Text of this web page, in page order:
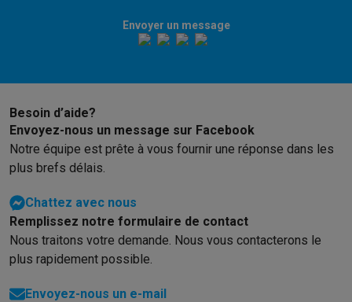
Envoyer un message
Besoin d’aide?
Envoyez-nous un message sur Facebook
Notre équipe est prête à vous fournir une réponse dans les
plus brefs délais.
Chattez avec nous
Remplissez notre formulaire de contact
Nous traitons votre demande. Nous vous contacterons le
plus rapidement possible.
Envoyez-nous un e-mail